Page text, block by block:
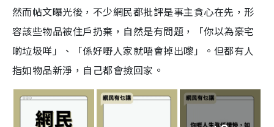
然而帖文曝光後，不少網民都批評是事主貪心在先，形
容該些物品被住戶扔棄，自然是有問題，「你以為豪宅
啲垃圾咩」、「係好嘢人家就唔會掉出嚟」。但都有人
指如物品新淨，自己都會撿回家。